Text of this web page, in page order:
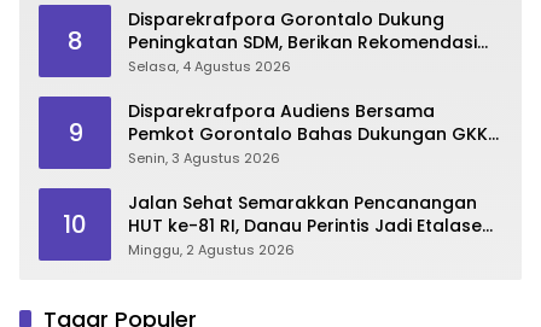
8
Disparekrafpora Gorontalo Dukung
Peningkatan SDM, Berikan Rekomendasi
Studi S3 bagi Pegawai
Selasa, 4 Agustus 2026
9
Disparekrafpora Audiens Bersama
Pemkot Gorontalo Bahas Dukungan GKK
2026
Senin, 3 Agustus 2026
10
Jalan Sehat Semarakkan Pencanangan
HUT ke-81 RI, Danau Perintis Jadi Etalase
Wisata Gorontalo
Minggu, 2 Agustus 2026
Tagar Populer